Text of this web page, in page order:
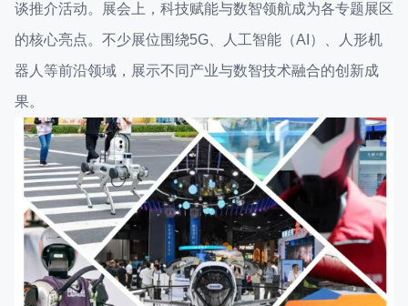
谈推介活动。展会上，科技赋能与数智领航成为各专题展区
的核心亮点。不少展位围绕5G、人工智能（AI）、人形机
器人等前沿领域，展示不同产业与数智技术融合的创新成
果。